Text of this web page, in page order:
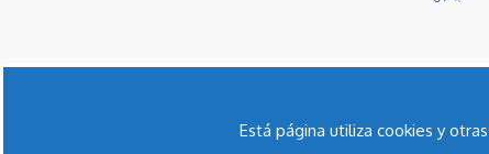
Está página utiliza cookies y